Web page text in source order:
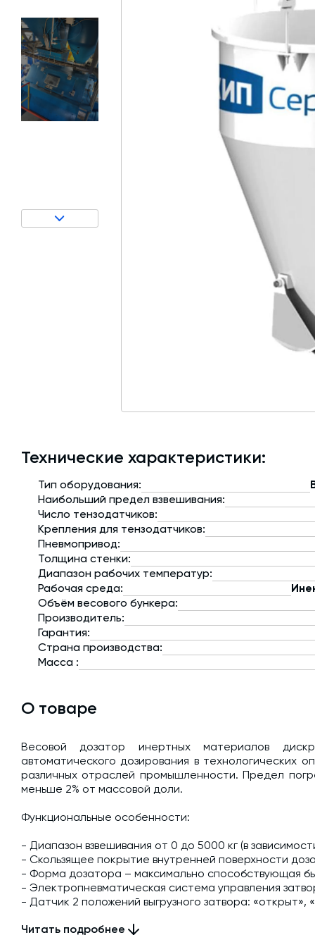
Затворы для силосов и дозаторов
Авто и Ж/Д весы
Пневмооборудование
Датчики
Околопрессовочное оборудование
Технические характеристики:
Тип оборудования:
Наибольший предел взвешивания:
Число тензодатчиков:
Крепления для тензодатчиков:
Пневмопривод:
Толщина стенки:
Диапазон рабочих температур:
Рабочая среда:
Объём весового бункера:
Производитель:
Гарантия:
Страна производства:
Масса :
О товаре
Весовой дозатор инертных материалов
автоматического дозирования в технологических
различных отраслей промышленности. Предел
меньше 2% от массовой доли.
Функциональные особенности:
- Диапазон взвешивания от 0 до 5000 кг (в
- Скользящее покрытие внутренней поверхности
- Форма дозатора – максимально способствующая
- Электропневматическая система управления
- Датчик 2 положений выгрузного затвора: «открыт»,
- Процесс взвешивания отражается на пульте
Читать подробнее